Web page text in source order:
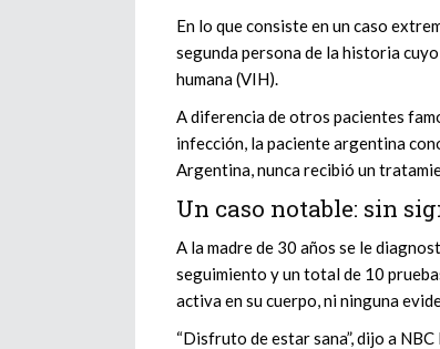
En lo que consiste en un caso
segunda persona de la historia
humana (VIH).
A diferencia de otros pacientes
infección, la paciente argentina
Argentina, nunca recibió un
Un caso notable: sin
A la madre de 30 años se le
seguimiento y un total de 10
activa en su cuerpo, ni ninguna
“Disfruto de estar sana”, dijo a